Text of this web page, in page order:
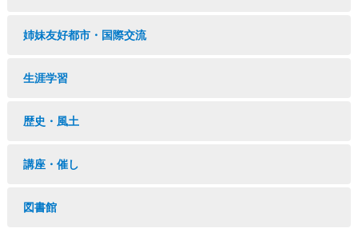
姉妹友好都市・国際交流
生涯学習
歴史・風土
講座・催し
図書館